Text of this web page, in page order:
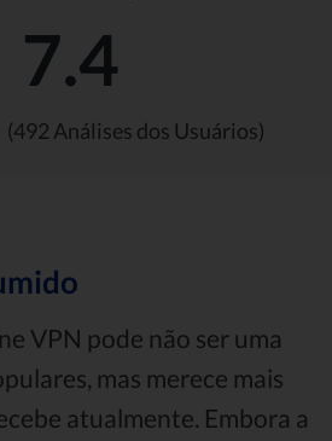
7.4
(492 Análises dos Usuários)
VPN pode não ser uma
mas merece mais
atualmente. Embora a